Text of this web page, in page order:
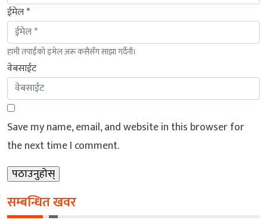
ईमेल *
हामी तपाईंको इमेल अरू कसैसँग साझा गर्दैनौं।
वेबसाईट
Save my name, email, and website in this browser for
the next time I comment.
सम्बन्धित खवर